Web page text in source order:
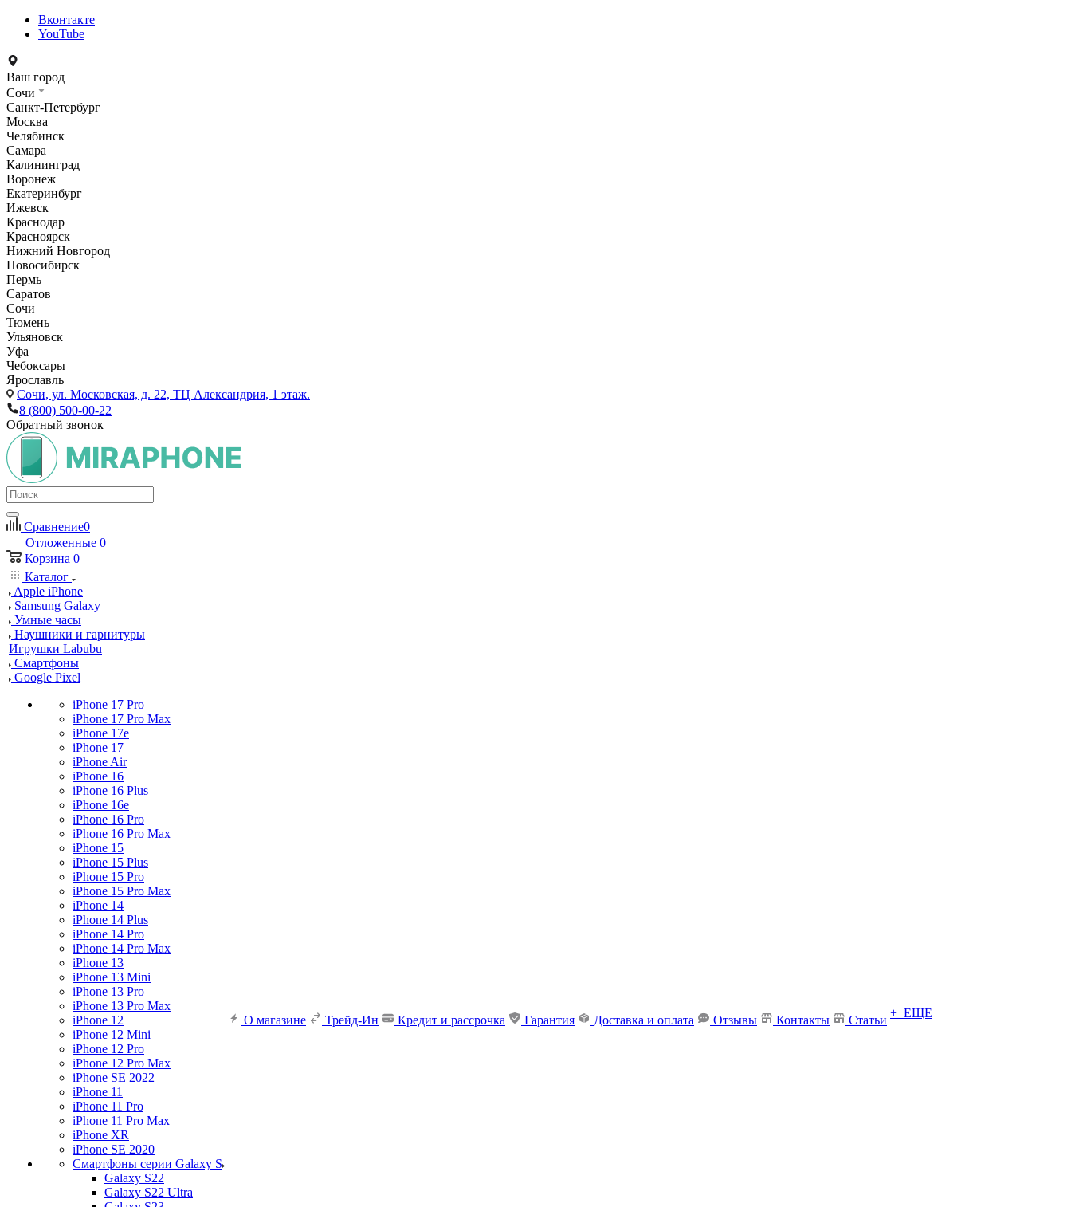
Вконтакте
YouTube
Ваш город
Сочи
Санкт-Петербург
Москва
Челябинск
Самара
Калининград
Воронеж
Екатеринбург
Ижевск
Краснодар
Красноярск
Нижний Новгород
Новосибирск
Пермь
Саратов
Сочи
Тюмень
Ульяновск
Уфа
Чебоксары
Ярославль
Сочи, ул. Московская, д. 22, ТЦ Александрия, 1 этаж.
8 (800) 500-00-22
Обратный звонок
Сравнение0
Отложенные 0
Корзина 0
Каталог
Apple iPhone
Samsung Galaxy
Умные часы
Наушники и гарнитуры
Игрушки Labubu
Смартфоны
Google Pixel
iPhone 17 Pro
iPhone 17 Pro Max
iPhone 17e
iPhone 17
iPhone Air
iPhone 16
iPhone 16 Plus
iPhone 16e
iPhone 16 Pro
iPhone 16 Pro Max
iPhone 15
iPhone 15 Plus
iPhone 15 Pro
iPhone 15 Pro Max
iPhone 14
iPhone 14 Plus
iPhone 14 Pro
iPhone 14 Pro Max
iPhone 13
iPhone 13 Mini
iPhone 13 Pro
iPhone 13 Pro Max
iPhone 12
iPhone 12 Mini
iPhone 12 Pro
iPhone 12 Pro Max
iPhone SE 2022
iPhone 11
iPhone 11 Pro
iPhone 11 Pro Max
iPhone XR
iPhone SE 2020
Смартфоны серии Galaxy S
Galaxy S22
Galaxy S22 Ultra
О магазине Трейд-Ин Кредит и рассрочка Гарантия Доставка и оплата Отзывы Контакты Статьи
+ ЕЩЕ